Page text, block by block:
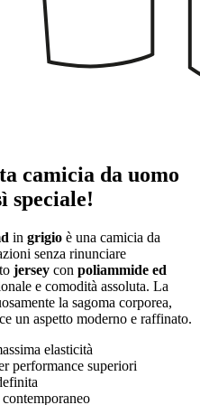
camicia da uomo
speciale!
in grigio è una camicia da
senza rinunciare
jersey con poliammide ed
e comodità assoluta. La
la sagoma corporea,
un aspetto moderno e raffinato.
elasticità
performance superiori